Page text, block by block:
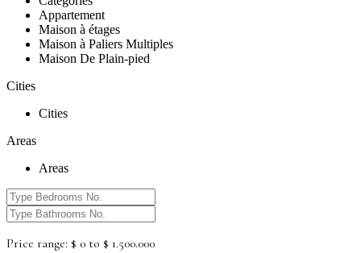
Appartement
Maison à étages
Maison à Paliers Multiples
Maison De Plain-pied
Cities
Cities
Areas
Areas
Price range: $ 0 to $ 1.500.000